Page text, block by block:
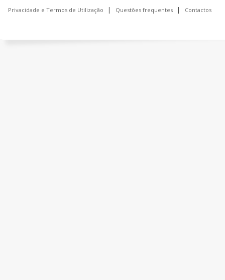
Privacidade e Termos de Utilização Questões frequentes Contactos